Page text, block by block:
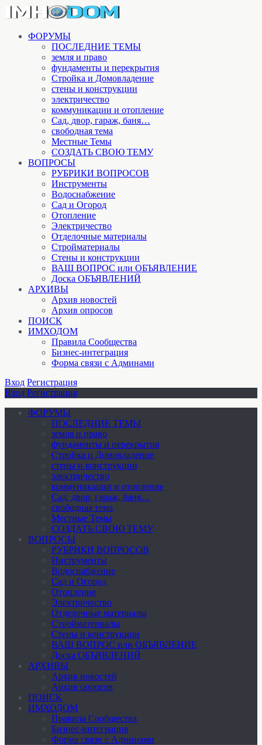
ФОРУМЫ
ПОСЛЕДНИЕ ТЕМЫ
земля и право
фундаменты и перекрытия
Стройка и Домовладение
стены и конструкции
электричество
коммуникации и отопление
Cад, двор, гараж, баня…
свободная тема
Местные Темы
СОЗДАТЬ СВОЮ ТЕМУ
ВОПРОСЫ
РУБРИКИ ВОПРОСОВ
Инструменты
Водоснабжение
Сад и Огород
Отопление
Электричество
Отделочные материалы
Стройматериалы
Стены и конструкции
ВАШ ВОПРОС или ОБЪЯВЛЕНИЕ
Доска ОБЪЯВЛЕНИЙ
АРХИВЫ
Архив новостей
Архив опросов
ПОИСК
ИМХОДОМ
Правила Сообщества
Бизнес-интеграция
Форма связи с Админами
Вход Регистрация
Вход Регистрация
ФОРУМЫ
ПОСЛЕДНИЕ ТЕМЫ
земля и право
фундаменты и перекрытия
Стройка и Домовладение
стены и конструкции
электричество
коммуникации и отопление
Cад, двор, гараж, баня…
свободная тема
Местные Темы
СОЗДАТЬ СВОЮ ТЕМУ
ВОПРОСЫ
РУБРИКИ ВОПРОСОВ
Инструменты
Водоснабжение
Сад и Огород
Отопление
Электричество
Отделочные материалы
Стройматериалы
Стены и конструкции
ВАШ ВОПРОС или ОБЪЯВЛЕНИЕ
Доска ОБЪЯВЛЕНИЙ
АРХИВЫ
Архив новостей
Архив опросов
ПОИСК
ИМХОДОМ
Правила Сообщества
Бизнес-интеграция
Форма связи с Админами